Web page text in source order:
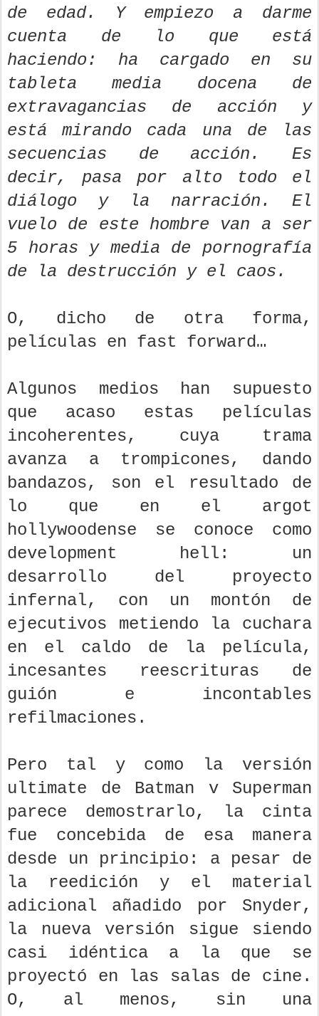
de edad. Y empiezo a darme
cuenta de lo que está
haciendo: ha cargado en su
tableta media docena de
extravagancias de acción y
está mirando cada una de las
secuencias de acción. Es
decir, pasa por alto todo el
diálogo y la narración. El
vuelo de este hombre van a ser
5 horas y media de pornografía
de la destrucción y el caos.
O, dicho de otra forma,
películas en fast forward…
Algunos medios han supuesto
que acaso estas películas
incoherentes, cuya trama
avanza a trompicones, dando
bandazos, son el resultado de
lo que en el argot
hollywoodense se conoce como
development hell: un
desarrollo del proyecto
infernal, con un montón de
ejecutivos metiendo la cuchara
en el caldo de la película,
incesantes reescrituras de
guión e incontables
refilmaciones.
Pero tal y como la versión
ultimate de Batman v Superman
parece demostrarlo, la cinta
fue concebida de esa manera
desde un principio: a pesar de
la reedición y el material
adicional añadido por Snyder,
la nueva versión sigue siendo
casi idéntica a la que se
proyectó en las salas de cine.
O, al menos, sin una